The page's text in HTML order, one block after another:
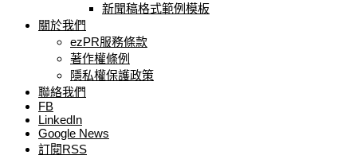
新聞稿格式範例模板
關於我們
ezPR服務條款
著作權條例
隱私權保護政策
聯絡我們
FB
LinkedIn
Google News
訂閱RSS